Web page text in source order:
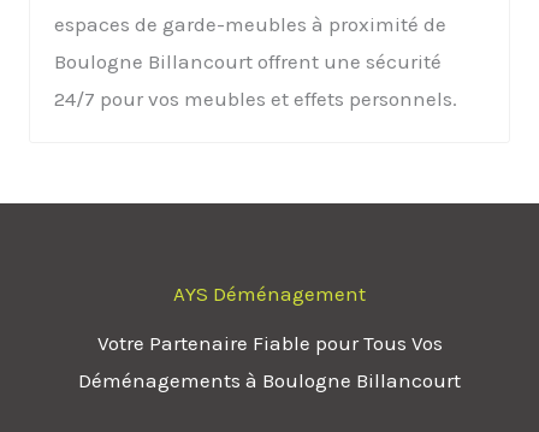
espaces de garde-meubles à proximité de
Boulogne Billancourt offrent une sécurité
24/7 pour vos meubles et effets personnels.
AYS Déménagement
Votre Partenaire Fiable pour Tous Vos
Déménagements à Boulogne Billancourt